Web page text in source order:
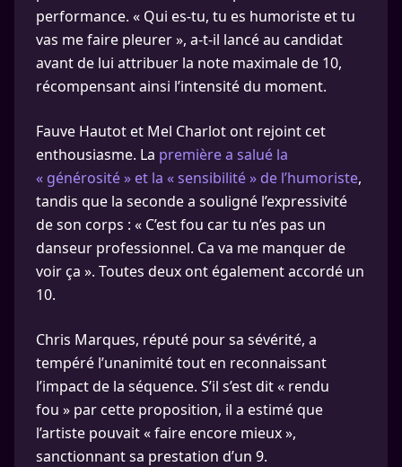
performance. « Qui es-tu, tu es humoriste et tu
vas me faire pleurer », a-t-il lancé au candidat
avant de lui attribuer la note maximale de 10,
récompensant ainsi l’intensité du moment.
Fauve Hautot et Mel Charlot ont rejoint cet
enthousiasme. La première a salué la
« générosité » et la « sensibilité » de l’humoriste,
tandis que la seconde a souligné l’expressivité
de son corps : « C’est fou car tu n’es pas un
danseur professionnel. Ca va me manquer de
voir ça ». Toutes deux ont également accordé un
10.
Chris Marques, réputé pour sa sévérité, a
tempéré l’unanimité tout en reconnaissant
l’impact de la séquence. S’il s’est dit « rendu
fou » par cette proposition, il a estimé que
l’artiste pouvait « faire encore mieux »,
sanctionnant sa prestation d’un 9.